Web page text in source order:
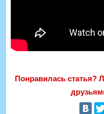
Понравилась статья?